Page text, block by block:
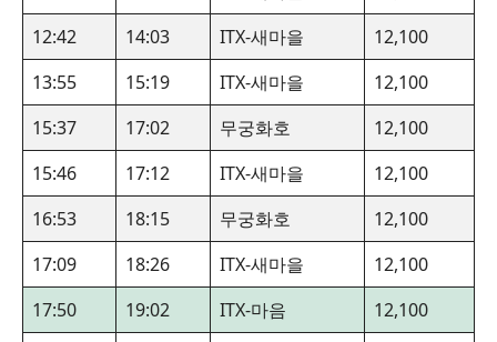
12:42
14:03 ITX-새마을
12,100
13:55
15:19 ITX-새마을
12,100
15:37
17:02 무궁화호
12,100
15:46
17:12 ITX-새마을
12,100
16:53
18:15 무궁화호
12,100
17:09
18:26 ITX-새마을
12,100
17:50
19:02 ITX-마음
12,100